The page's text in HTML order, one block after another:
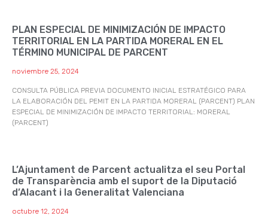
PLAN ESPECIAL DE MINIMIZACIÓN DE IMPACTO
TERRITORIAL EN LA PARTIDA MORERAL EN EL
TÉRMINO MUNICIPAL DE PARCENT
noviembre 25, 2024
CONSULTA PÚBLICA PREVIA DOCUMENTO INICIAL ESTRATÉGICO PARA
LA ELABORACIÓN DEL PEMIT EN LA PARTIDA MORERAL (PARCENT) PLAN
ESPECIAL DE MINIMIZACIÓN DE IMPACTO TERRITORIAL: MORERAL
(PARCENT)
L’Ajuntament de Parcent actualitza el seu Portal
de Transparència amb el suport de la Diputació
d’Alacant i la Generalitat Valenciana
octubre 12, 2024